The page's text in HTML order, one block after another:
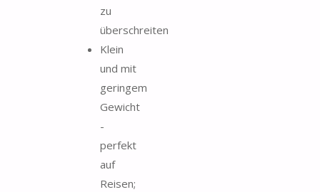
zu
überschreiten
Klein
und mit
geringem
Gewicht
-
perfekt
auf
Reisen;